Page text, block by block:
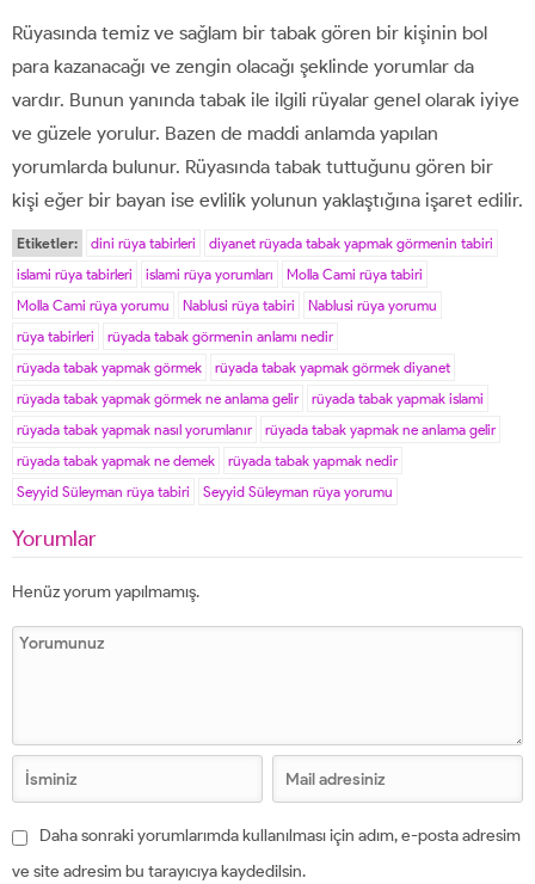
Rüyasında temiz ve sağlam bir tabak gören bir kişinin bol
para kazanacağı ve zengin olacağı şeklinde yorumlar da
vardır. Bunun yanında tabak ile ilgili rüyalar genel olarak iyiye
ve güzele yorulur. Bazen de maddi anlamda yapılan
yorumlarda bulunur. Rüyasında tabak tuttuğunu gören bir
kişi eğer bir bayan ise evlilik yolunun yaklaştığına işaret edilir.
Etiketler: dini rüya tabirleri
diyanet rüyada tabak yapmak görmenin tabiri
islami rüya tabirleri
islami rüya yorumları
Molla Cami rüya tabiri
Molla Cami rüya yorumu
Nablusi rüya tabiri
Nablusi rüya yorumu
rüya tabirleri
rüyada tabak görmenin anlamı nedir
rüyada tabak yapmak görmek
rüyada tabak yapmak görmek diyanet
rüyada tabak yapmak görmek ne anlama gelir
rüyada tabak yapmak islami
rüyada tabak yapmak nasıl yorumlanır
rüyada tabak yapmak ne anlama gelir
rüyada tabak yapmak ne demek
rüyada tabak yapmak nedir
Seyyid Süleyman rüya tabiri
Seyyid Süleyman rüya yorumu
Yorumlar
Henüz yorum yapılmamış.
Daha sonraki yorumlarımda kullanılması için adım, e-posta adresim
ve site adresim bu tarayıcıya kaydedilsin.